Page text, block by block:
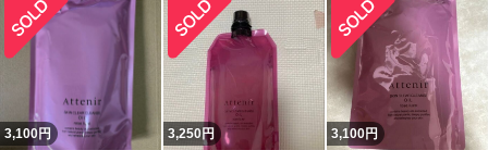
3,100円 3,250円 3,100円